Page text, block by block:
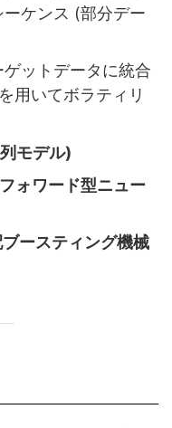
ケンス (部分デー
ットデータに統合
用いてボラティリ
モデル)
ォワード型ニュー
ースティング機械